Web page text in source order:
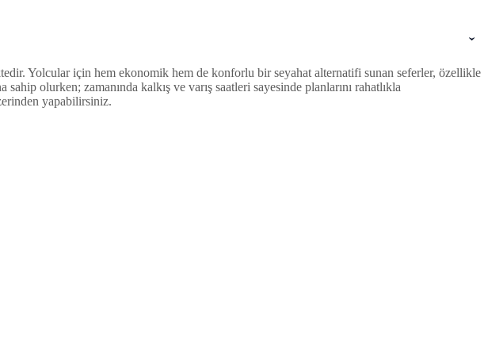
Yolcular için hem ekonomik hem de konforlu bir seyahat alternatifi sunan seferler, özellikle
olurken; zamanında kalkış ve varış saatleri sayesinde planlarını rahatlıkla
yapabilirsiniz.